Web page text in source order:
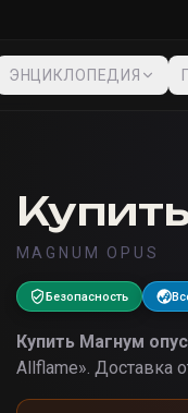
ЭНЦИКЛОПЕДИЯ
MAGNUM OPUS
Безопасность
Купить Магнум опус
Allflame». Доставка